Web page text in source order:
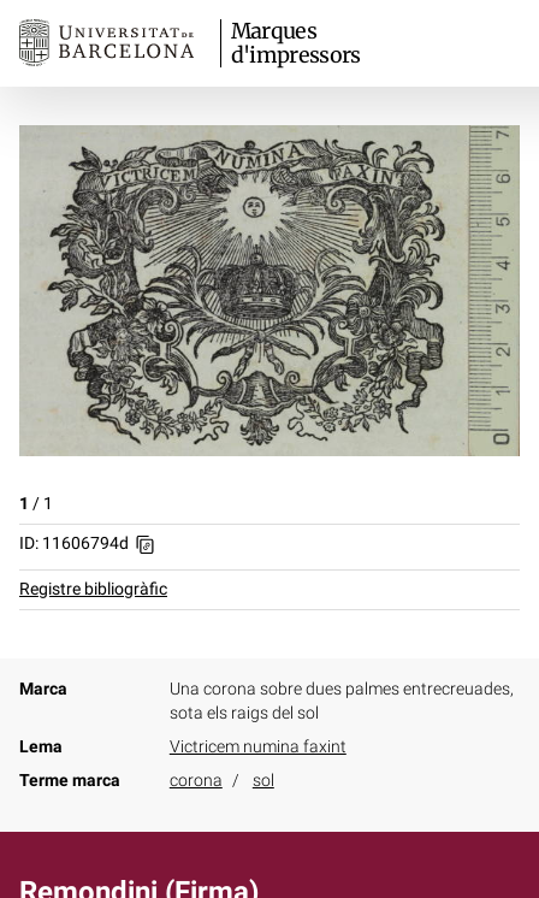
Marques
d'impressors
1 / 1
ID: 11606794d
Registre bibliogràfic
Marca
Una corona sobre dues palmes entrecreuades,
sota els raigs del sol
Lema
Victricem numina faxint
Terme marca
corona sol